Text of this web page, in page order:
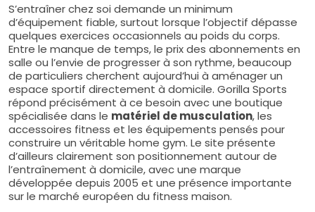
S’entraîner chez soi demande un minimum
d’équipement fiable, surtout lorsque l’objectif dépasse
quelques exercices occasionnels au poids du corps.
Entre le manque de temps, le prix des abonnements en
salle ou l’envie de progresser à son rythme, beaucoup
de particuliers cherchent aujourd’hui à aménager un
espace sportif directement à domicile. Gorilla Sports
répond précisément à ce besoin avec une boutique
spécialisée dans le matériel de musculation, les
accessoires fitness et les équipements pensés pour
construire un véritable home gym. Le site présente
d’ailleurs clairement son positionnement autour de
l’entraînement à domicile, avec une marque
développée depuis 2005 et une présence importante
sur le marché européen du fitness maison.